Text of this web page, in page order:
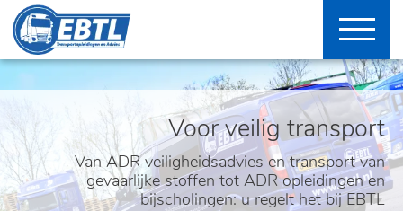
Voor veilig transport
Van ADR veiligheidsadvies en transport van
gevaarlijke stoffen tot ADR opleidingen en
bijscholingen: u regelt het bij EBTL